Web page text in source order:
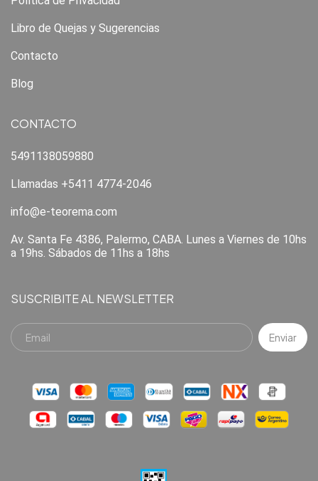
Libro de Quejas y Sugerencias
Contacto
Blog
CONTACTO
5491138059880
Llamadas +5411 4774-2046
info@e-teorema.com
Av. Santa Fe 4386, Palermo, CABA. Lunes a Viernes de 10hs
a 19hs. Sábados de 11hs a 18hs
SUSCRIBITE AL NEWSLETTER